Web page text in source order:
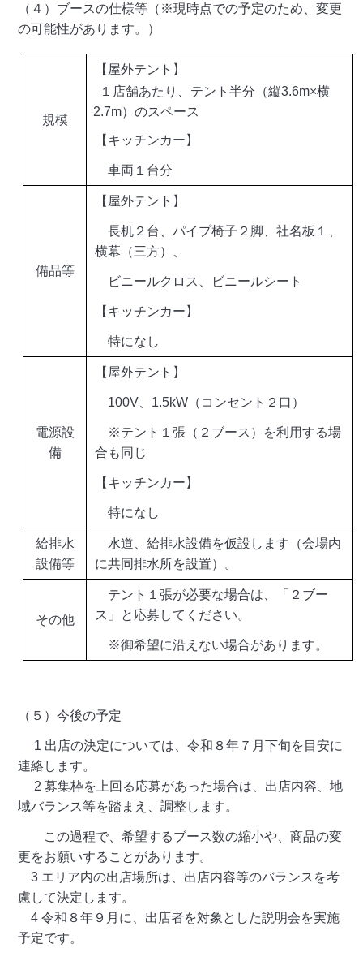
（４）ブースの仕様等（※現時点での予定のため、変更
の可能性があります。）
規模
【屋外テント】
１店舗あたり、テント半分（縦3.6m×横
2.7m）のスペース
【キッチンカー】
車両１台分
備品等
【屋外テント】
長机２台、パイプ椅子２脚、社名板１、
横幕（三方）、
ビニールクロス、ビニールシート
【キッチンカー】
特になし
電源設
備
【屋外テント】
100V、1.5kW（コンセント２口）
※テント１張（２ブース）を利用する場
合も同じ
【キッチンカー】
特になし
給排水
設備等
水道、給排水設備を仮設します（会場内
に共同排水所を設置）。
その他
テント１張が必要な場合は、「２ブー
ス」と応募してください。
※御希望に沿えない場合があります。
（５）今後の予定
1 出店の決定については、令和８年７月下旬を目安に
連絡します。
2 募集枠を上回る応募があった場合は、出店内容、地
域バランス等を踏まえ、調整します。
この過程で、希望するブース数の縮小や、商品の変
更をお願いすることがあります。
3 エリア内の出店場所は、出店内容等のバランスを考
慮して決定します。
4 令和８年９月に、出店者を対象とした説明会を実施
予定です。